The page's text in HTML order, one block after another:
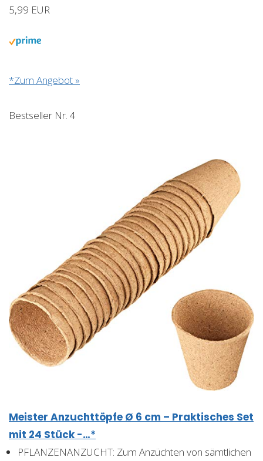
5,99 EUR
*Zum Angebot »
Bestseller Nr. 4
Meister Anzuchttöpfe Ø 6 cm – Praktisches Set
mit 24 Stück -…*
PFLANZENANZUCHT: Zum Anzüchten von sämtlichen